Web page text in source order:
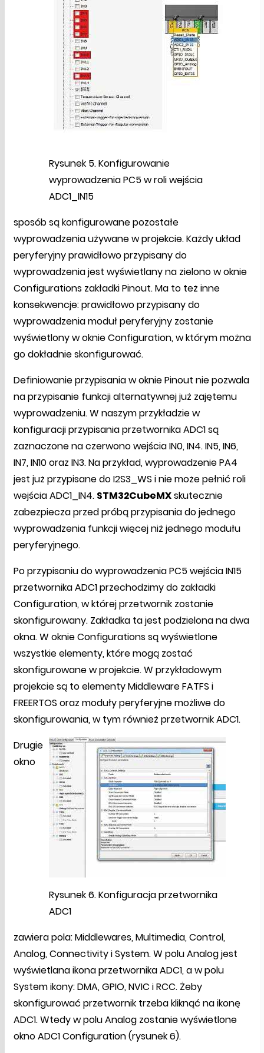
Rysunek 5. Konfigurowanie
wyprowadzenia PC5 w roli wejścia
ADC1_IN15
sposób są konfigurowane pozostałe
wyprowadzenia używane w projekcie. Każdy układ
peryferyjny prawidłowo przypisany do
wyprowadzenia jest wyświetlany na zielono w oknie
Configurations zakładki Pinout. Ma to też inne
konsekwencje: prawidłowo przypisany do
wyprowadzenia moduł peryferyjny zostanie
wyświetlony w oknie Configuration, w którym można
go dokładnie skonfigurować.
Definiowanie przypisania w oknie Pinout nie pozwala
na przypisanie funkcji alternatywnej już zajętemu
wyprowadzeniu. W naszym przykładzie w
konfiguracji przypisania przetwornika ADC1 są
zaznaczone na czerwono wejścia IN0, IN4. IN5, IN6,
IN7, IN10 oraz IN3. Na przykład, wyprowadzenie PA4
jest już przypisane do I2S3_WS i nie może pełnić roli
wejścia ADC1_IN4. STM32CubeMXskutecznie
zabezpiecza przed próbą przypisania do jednego
wyprowadzenia funkcji więcej niż jednego modułu
peryferyjnego.
Po przypisaniu do wyprowadzenia PC5 wejścia IN15
przetwornika ADC1 przechodzimy do zakładki
Configuration, w której przetwornik zostanie
skonfigurowany. Zakładka ta jest podzielona na dwa
okna. W oknie Configurations są wyświetlone
wszystkie elementy, które mogą zostać
skonfigurowane w projekcie. W przykładowym
projekcie są to elementy Middleware FATFS i
FREERTOS oraz moduły peryferyjne możliwe do
skonfigurowania, w tym również przetwornik ADC1.
Rysunek 6. Konfiguracja przetwornika
ADC1
Drugie
okno
zawiera pola: Middlewares, Multimedia, Control,
Analog, Connectivity i System. W polu Analog jest
wyświetlana ikona przetwornika ADC1, a w polu
System ikony: DMA, GPIO, NVIC i RCC. Żeby
skonfigurować przetwornik trzeba kliknąć na ikonę
ADC1. Wtedy w polu Analog zostanie wyświetlone
okno ADC1 Configuration (rysunek 6).